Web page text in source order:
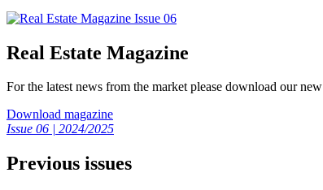
Real Estate Magazine
For the latest news from the market please download our new
Download magazine
Issue 06 | 2024/2025
Previous issues